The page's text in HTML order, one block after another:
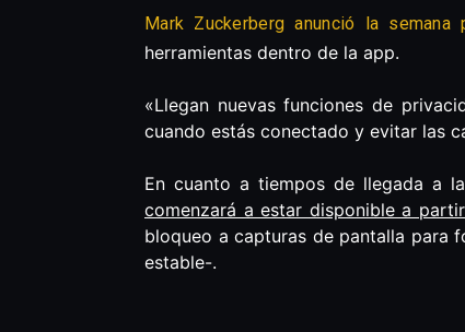
Mark Zuckerberg anunció la
herramientas dentro de la app.
«Llegan nuevas funciones de
cuando estás conectado y evitar las
En cuanto a tiempos de llegada a
comenzará a estar disponible a
bloqueo a capturas de pantalla para
estable-.